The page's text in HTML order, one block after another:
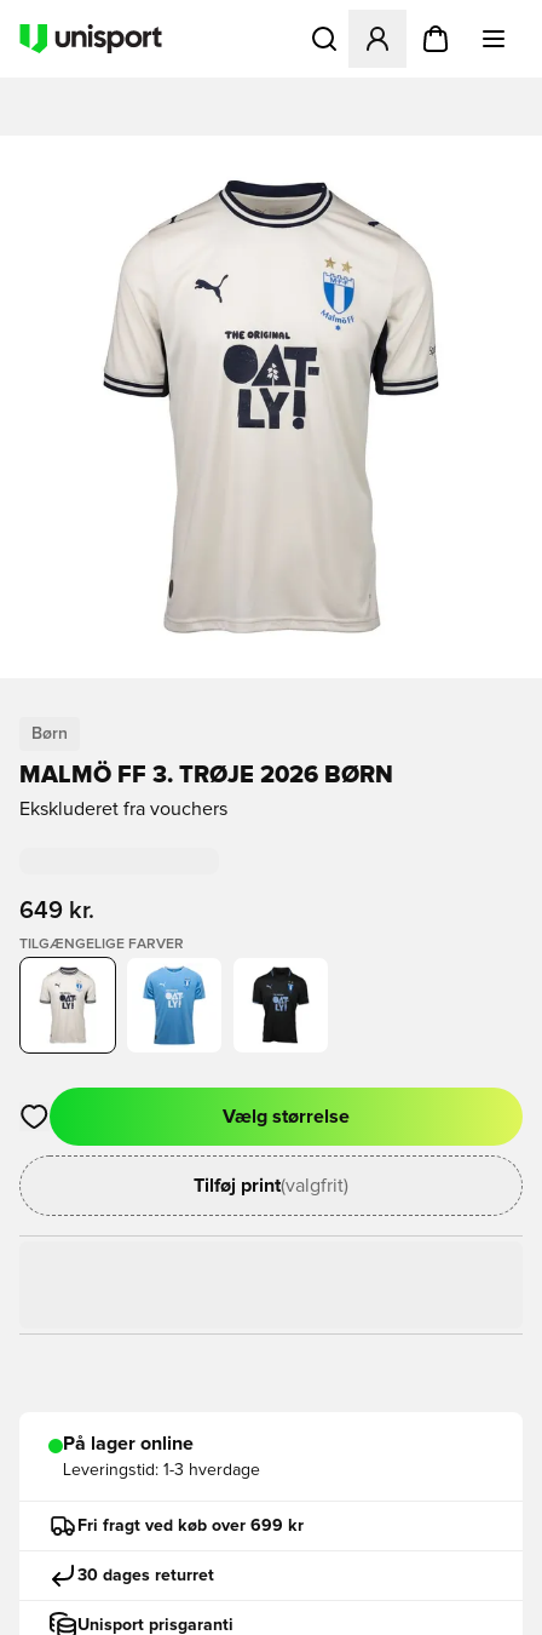
Åbner en Modal til at
Børn
MALMÖ FF 3. TRØJE 2026 BØRN
Ekskluderet fra vouchers
649 kr.
TILGÆNGELIGE FARVER
Åbner en Modal til at logge ind eller tilmelde dig som medlem
Vælg størrelse
Tilføj print(valgfrit)
På lager online
Leveringstid: 1-3 hverdage
Fri fragt ved køb over 699 kr
30 dages returret
Unisport prisgaranti